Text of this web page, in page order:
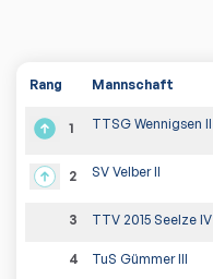
Rang Mannschaft
1 TTSG Wennigsen II
2 SV Velber II
3 TTV 2015 Seelze IV
4 TuS Gümmer III